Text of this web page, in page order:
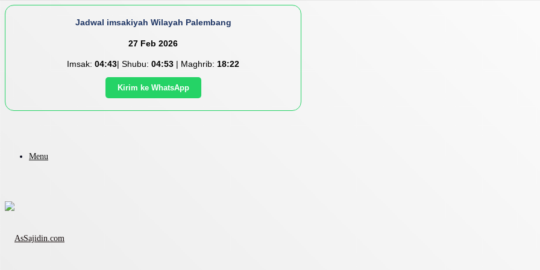
Jadwal imsakiyah Wilayah Palembang
27 Feb 2026
Imsak: 04:43| Shubu: 04:53 | Maghrib: 18:22
Kirim ke WhatsApp
Menu